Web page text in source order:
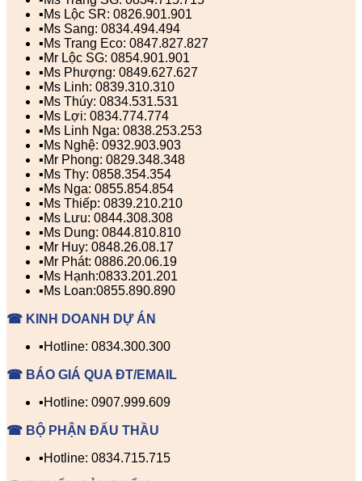
▪️Ms Lộc SR: 0826.901.901
▪️Ms Sang: 0834.494.494
▪️Ms Trang Eco: 0847.827.827
▪️Mr Lộc SG: 0854.901.901
▪️Ms Phượng: 0849.627.627
▪️Ms Linh: 0839.310.310
▪️Ms Thúy: 0834.531.531
▪️Ms Lợi: 0834.774.774
▪️Ms Linh Nga: 0838.253.253
▪️Ms Nghệ: 0932.903.903
▪️Mr Phong: 0829.348.348
▪️Ms Thy: 0858.354.354
▪️Ms Nga: 0855.854.854
▪️Ms Thiếp: 0839.210.210
▪️Ms Lưu: 0844.308.308
▪️Ms Dung: 0844.810.810
▪️Mr Huy: 0848.26.08.17
▪️Mr Phát: 0886.20.06.19
▪️Ms Hạnh:0833.201.201
▪️Ms Loan:0855.890.890
☎ KINH DOANH DỰ ÁN
▪️Hotline: 0834.300.300
☎ BÁO GIÁ QUA ĐT/EMAIL
▪️Hotline: 0907.999.609
☎ BỘ PHẬN ĐẤU THẦU
▪️Hotline: 0834.715.715